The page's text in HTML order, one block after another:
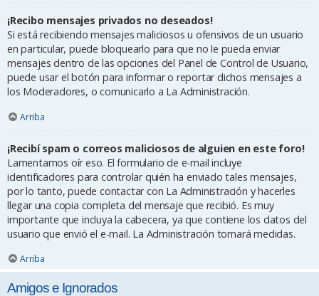
¡Recibo mensajes privados no deseados!
Si está recibiendo mensajes maliciosos u ofensivos de un usuario
en particular, puede bloquearlo para que no le pueda enviar
mensajes dentro de las opciones del Panel de Control de Usuario,
puede usar el botón para informar o reportar dichos mensajes a
los Moderadores, o comunicarlo a La Administración.
Arriba
¡Recibí spam o correos maliciosos de alguien en este foro!
Lamentamos oír eso. El formulario de e-mail incluye
identificadores para controlar quién ha enviado tales mensajes,
por lo tanto, puede contactar con La Administración y hacerles
llegar una copia completa del mensaje que recibió. Es muy
importante que incluya la cabecera, ya que contiene los datos del
usuario que envió el e-mail. La Administración tomará medidas.
Arriba
Amigos e Ignorados